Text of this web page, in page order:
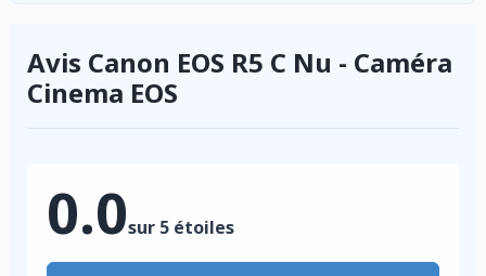
Avis Canon EOS R5 C Nu - Caméra
Cinema EOS
0.0sur 5 étoiles